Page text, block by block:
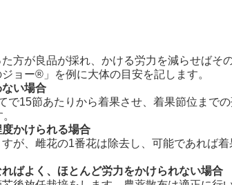
方が良品が採れ、かける労力を減らせばそ
ョー®」を例に大体の目安を記します。
ない場合
で15節あたりから着果させ、着果節位まで
度かけられる場合
が、雌花の1番花は除去し、可能であれば
ばよく、ほとんど労力をかけられない場合